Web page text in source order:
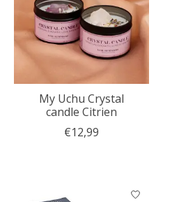
My Uchu Crystal
candle Citrien
€12,99